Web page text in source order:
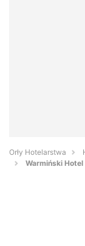
Orły Hotelarstwa
Warmiński